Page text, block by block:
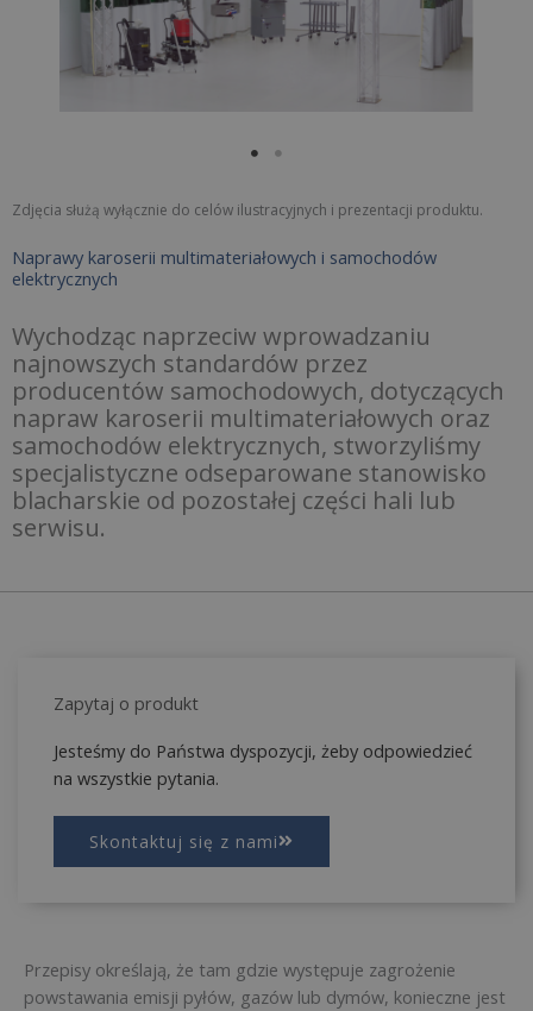
Zdjęcia służą wyłącznie do celów ilustracyjnych i prezentacji produktu.
Naprawy karoserii multimateriałowych i samochodów
elektrycznych
Wychodząc naprzeciw wprowadzaniu
najnowszych standardów przez
producentów samochodowych, dotyczących
napraw karoserii multimateriałowych oraz
samochodów elektrycznych, stworzyliśmy
specjalistyczne odseparowane stanowisko
blacharskie od pozostałej części hali lub
serwisu.
Przepisy określają, że tam gdzie występuje zagrożenie
powstawania emisji pyłów, gazów lub dymów, konieczne jest
Zapytaj o produkt
Jesteśmy do Państwa dyspozycji, żeby odpowiedzieć
na wszystkie pytania.
Skontaktuj się z nami